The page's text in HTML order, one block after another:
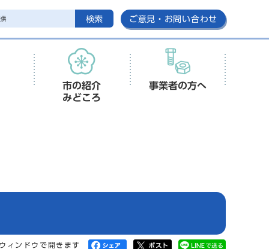
検索 ご意見・お問い合わせ
市の紹介
みどころ
事業者の方へ
ィンドウで開きます